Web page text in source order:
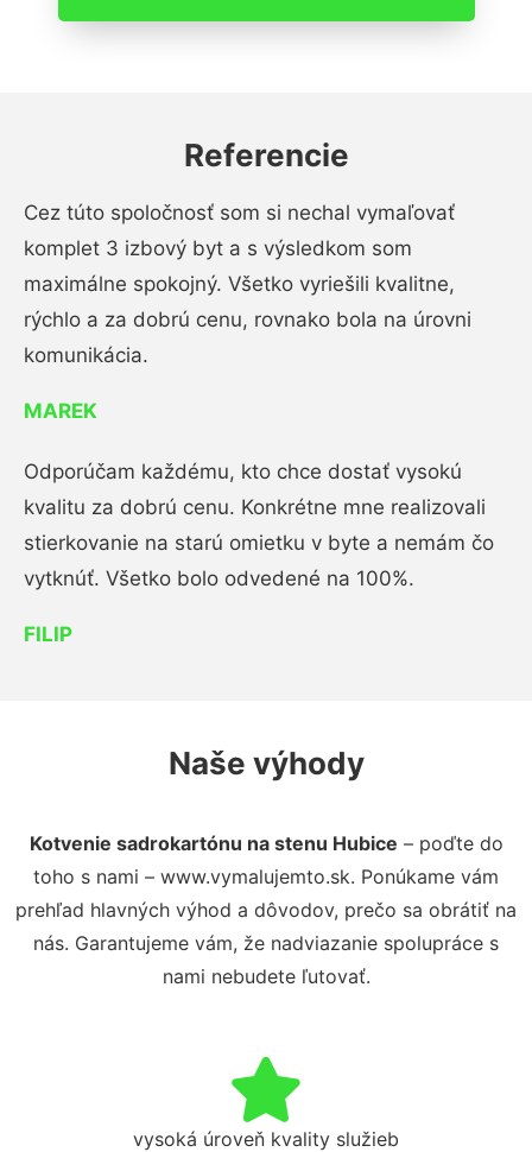
Referencie
Cez túto spoločnosť som si nechal vymaľovať
komplet 3 izbový byt a s výsledkom som
maximálne spokojný. Všetko vyriešili kvalitne,
rýchlo a za dobrú cenu, rovnako bola na úrovni
komunikácia.
MAREK
Odporúčam každému, kto chce dostať vysokú
kvalitu za dobrú cenu. Konkrétne mne realizovali
stierkovanie na starú omietku v byte a nemám čo
vytknúť. Všetko bolo odvedené na 100%.
FILIP
Naše výhody
Kotvenie sadrokartónu na stenu Hubice – poďte do
toho s nami – www.vymalujemto.sk. Ponúkame vám
prehľad hlavných výhod a dôvodov, prečo sa obrátiť na
nás. Garantujeme vám, že nadviazanie spolupráce s
nami nebudete ľutovať.
vysoká úroveň kvality služieb